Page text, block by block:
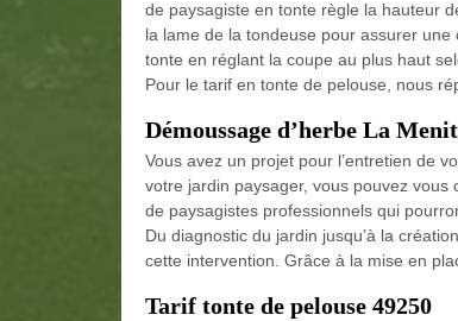
de paysagiste en tonte règle la hauteur
la lame de la tondeuse pour assurer
tonte en réglant la coupe au plus haut
Pour le tarif en tonte de pelouse, nous
Démoussage d’herbe La
Vous avez un projet pour l’entretien de
votre jardin paysager, vous pouvez
de paysagistes professionnels qui
Du diagnostic du jardin jusqu’à la
cette intervention. Grâce à la mise en
Tarif tonte de pelouse 49250